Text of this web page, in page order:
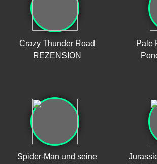
Crazy Thunder Road
REZENSION
Pale
Spider-Man und seine